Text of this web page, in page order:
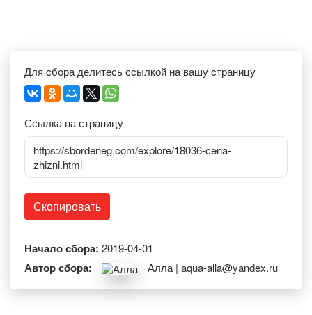
Для сбора делитесь ссылкой на вашу страницу
Ссылка на страницу
https://sbordeneg.com/explore/18036-cena-
zhizni.html
Скопировать
Начало сбора: 2019-04-01
Автор сбора: Алла | aqua-alla@yandex.ru